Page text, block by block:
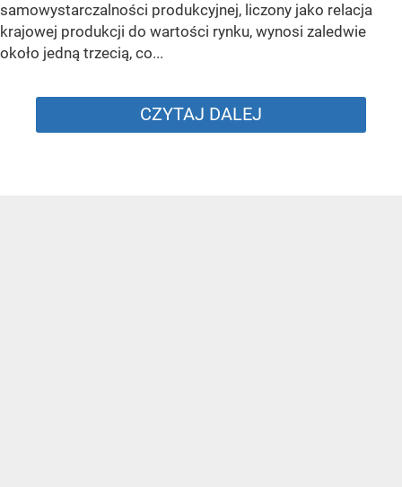
samowystarczalności produkcyjnej, liczony jako relacja
krajowej produkcji do wartości rynku, wynosi zaledwie
około jedną trzecią, co...
CZYTAJ DALEJ